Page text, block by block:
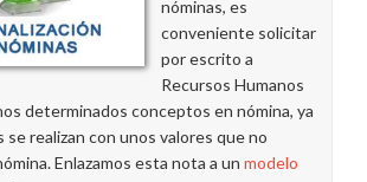
nóminas, es
conveniente solicitar
por escrito a
Recursos Humanos
determinados conceptos en nómina, ya
se realizan con unos valores que no
Enlazamos esta nota a un modelo